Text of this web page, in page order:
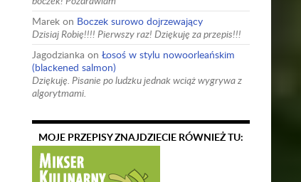
Marek on Boczek surowo dojrzewający
Dzisiaj Robię!!!! Pierwszy raz! Dziękuję za przepis!!!
Jagodzianka on Łosoś w stylu nowoorleańskim
(blackened salmon)
Dziękuję. Pisanie po ludzku jednak wciąż wygrywa z
algorytmami.
MOJE PRZEPISY ZNAJDZIECIE RÓWNIEŻ TU: